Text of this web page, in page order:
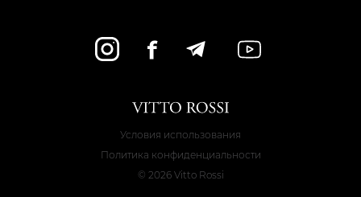
Условия использования
Политика конфиденциальности
© 2026 Vitto Rossi